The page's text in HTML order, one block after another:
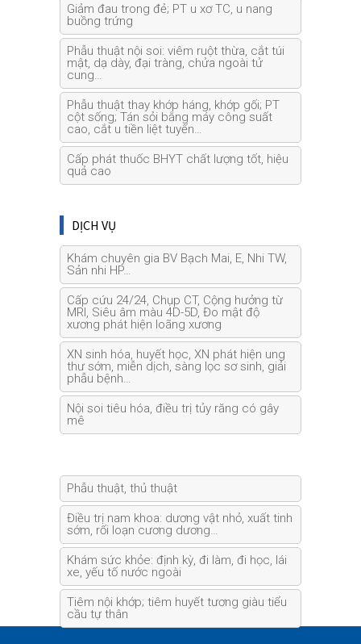
Giảm đau trong đẻ; PT u xơ TC, u nang
buồng trứng
Phẫu thuật nội soi: viêm ruột thừa, cắt túi
mật, dạ dày, đại tràng, chửa ngoài tử
cung…
Phẫu thuật thay khớp háng, khớp gối; PT
cột sống; Tán sỏi bằng máy công suất
cao, cắt u tiền liệt tuyến…
Cấp phát thuốc BHYT chất lượng tốt, hiệu
quả cao
DỊCH VỤ
Khám chuyên gia BV Bạch Mai, E, Nhi TW,
Sản nhi HP…
Cấp cứu 24/24, Chụp CT, Cộng hưởng từ
MRI, Siêu âm màu 4D-5D, Đo mật độ
xương phát hiện loãng xương
XN sinh hóa, huyết học, XN phát hiện ung
thư sớm, miễn dịch, sàng lọc sơ sinh, giải
phẫu bệnh…
Nội soi tiêu hóa, điều trị tủy răng có gây
mê
Phẫu thuật, thủ thuật
Điều trị nam khoa: dương vật nhỏ, xuất tinh
sớm, rối loạn cương dương…
Khám sức khỏe: định kỳ, đi làm, đi học, lái
xe, yếu tố nước ngoài
Tiêm nội khớp; tiêm huyết tương giàu tiểu
cầu tự thân